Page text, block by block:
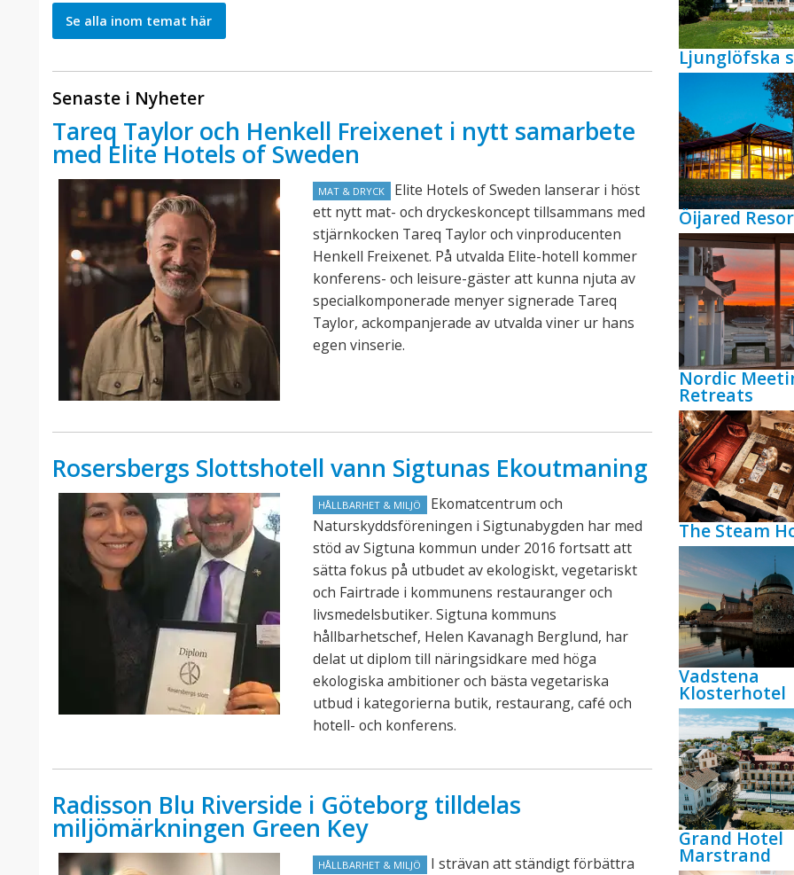
Se alla inom temat här
Senaste i Nyheter
Tareq Taylor och Henkell Freixenet i nytt samarbete
med Elite Hotels of Sweden
MAT & DRYCK
Elite Hotels of Sweden lanserar i höst
ett nytt mat- och dryckeskoncept tillsammans med
stjärnkocken Tareq Taylor och vinproducenten
Henkell Freixenet. På utvalda Elite-hotell kommer
konferens- och leisure-gäster att kunna njuta av
specialkomponerade menyer signerade Tareq
Taylor, ackompanjerade av utvalda viner ur hans
egen vinserie.
Rosersbergs Slottshotell vann Sigtunas Ekoutmaning
HÅLLBARHET & MILJÖ
Ekomatcentrum och
Naturskyddsföreningen i Sigtunabygden har med
stöd av Sigtuna kommun under 2016 fortsatt att
sätta fokus på utbudet av ekologiskt, vegetariskt
och Fairtrade i kommunens restauranger och
livsmedelsbutiker. Sigtuna kommuns
hållbarhetschef, Helen Kavanagh Berglund, har
delat ut diplom till näringsidkare med höga
ekologiska ambitioner och bästa vegetariska
utbud i kategorierna butik, restaurang, café och
hotell- och konferens.
Radisson Blu Riverside i Göteborg tilldelas
miljömärkningen Green Key
HÅLLBARHET & MILJÖ
I strävan att ständigt förbättra
Ljunglöfska
Öijared
Nordic
Retreats
The Steam
Vadstena
Klosterhotel
Grand Hotel
Marstrand